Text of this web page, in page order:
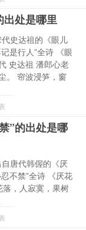
出处是哪里
史达祖的《眼儿
是行人”全诗 《眼
史达祖 潘郎心老
。 帘波浸笋，窗
”的出处是哪
唐代韩偓的《厌
不禁”全诗 《厌花
，人寂寞，果树